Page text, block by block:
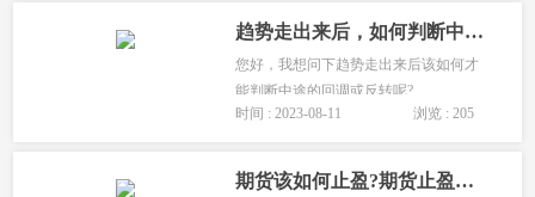
趋势走出来后，如何判断中途的回调或反转？
您好，我想问下趋势走出来后该如何才
能判断中途的回调或反转呢?...
时间 : 2023-08-11
浏览 : 205
期货该如何止盈?期货止盈技巧-期货止盈方法